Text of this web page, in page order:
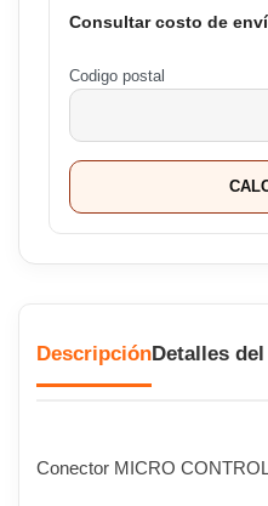
Consultar costo de
Codigo postal
DescripciónDetalles
Conector MICRO